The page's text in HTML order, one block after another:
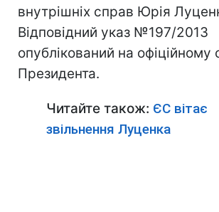
внутрішніх справ Юрія
Відповідний указ №197/2013
опублікований на офіційному
Президента.
Читайте також: ЄС вітає
звільнення Луценка